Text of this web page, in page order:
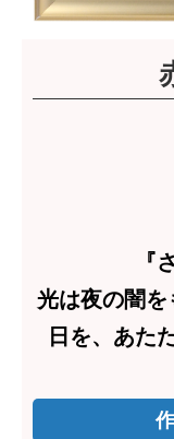
『
光は夜の闇
日を、あた